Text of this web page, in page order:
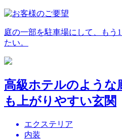
庭の一部を駐車場にして、もう
たい。
高級ホテルのような
も上がりやすい玄関
エクステリア
内装